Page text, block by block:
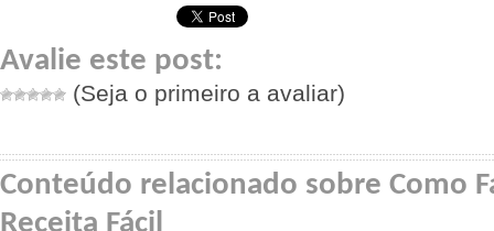
Avalie este post:
(Seja o primeiro a avaliar)
Conteúdo relacionado sobre Como
Receita Fácil